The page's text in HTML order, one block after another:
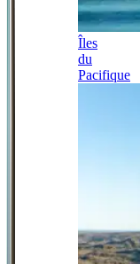
Îles
du
Pacifique